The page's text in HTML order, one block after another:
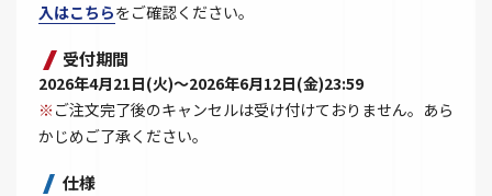
入はこちらをご確認ください。
受付期間
2026年4月21日(火)～2026年6月12日(金)23:59
※ ご注文完了後のキャンセルは受け付けておりません。あら
かじめご了承ください。
仕様